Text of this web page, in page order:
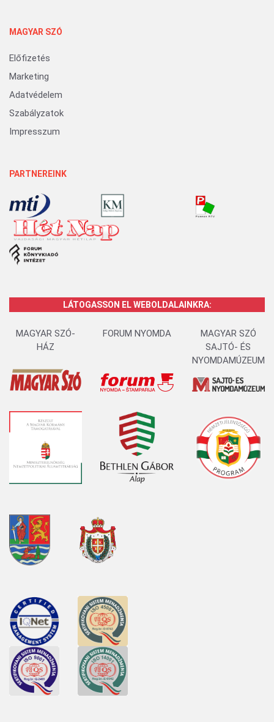
MAGYAR SZÓ
Előfizetés
Marketing
Adatvédelem
Szabályzatok
Impresszum
PARTNEREINK
LÁTOGASSON EL WEBOLDALAINKRA:
MAGYAR SZÓ-
HÁZ
FORUM NYOMDA
MAGYAR SZÓ
SAJTÓ- ÉS
NYOMDAMÚZEUM